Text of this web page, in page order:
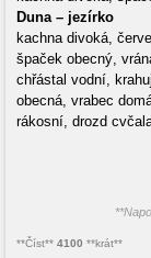
Duna – jezírko
kachna divoká,
špaček obecný,
chřástal vodní,
obecná, vrabec
rákosní, drozd
**Číst** 4100 **krát**